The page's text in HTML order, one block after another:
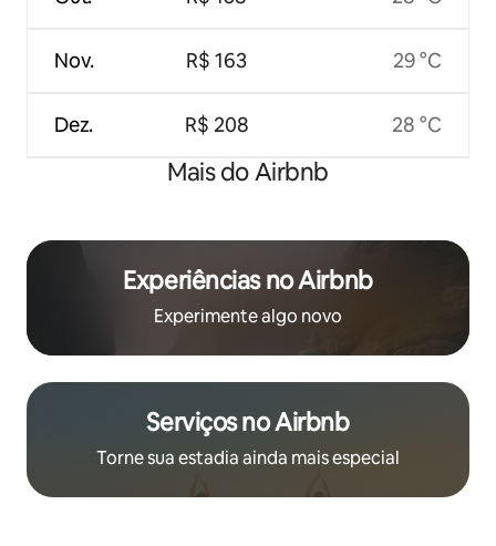
Nov.
Dez.
R$ 163
R$ 208
29 °C
28 °C
Mais do Airbnb
Experiências no Airbnb
Experimente algo novo
Serviços no Airbnb
Torne sua estadia ainda mais especial